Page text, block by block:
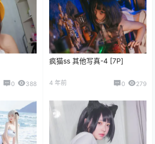
0 388
疯猫ss 其他写真-4 [7P]
4 年前 0 279